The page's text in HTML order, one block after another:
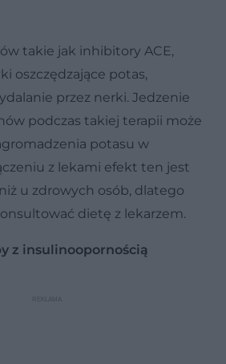
takie jak inhibitory ACE,
oszczędzające potas,
przez nerki. Jedzenie
podczas takiej terapii może
potasu w
z lekami efekt ten jest
u zdrowych osób, dlatego
dietę z lekarzem.
z insulinoopornością